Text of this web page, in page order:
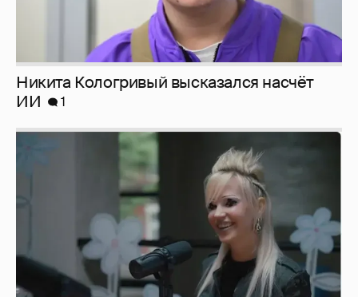
Певица Глюкоза рассказала о съёмках для
эротического журнала
3